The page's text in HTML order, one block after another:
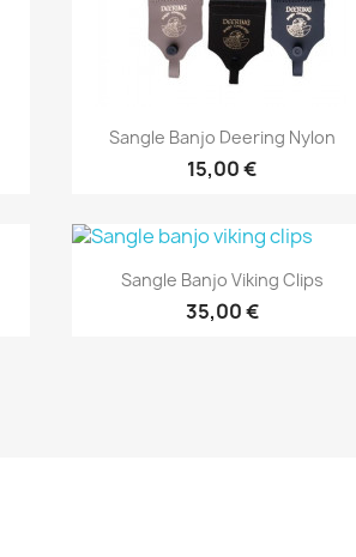
 Aperçu rapide
Sangle Banjo Deering Nylon
15,00 €
Aperçu rapide
Sangle Banjo Viking Clips
35,00 €